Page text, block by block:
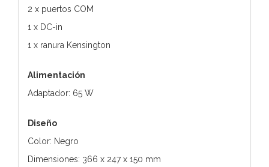
2 x puertos COM
1 x DC-in
1 x ranura Kensington
Alimentación
Adaptador: 65 W
Diseño
Color: Negro
Dimensiones: 366 x 247 x 150 mm